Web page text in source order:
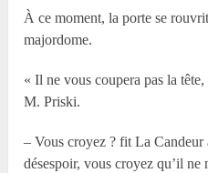
À ce moment, la porte se
majordome.
« Il ne vous coupera pas la
M. Priski.
– Vous croyez ? fit La Candeur
désespoir, vous croyez qu’il